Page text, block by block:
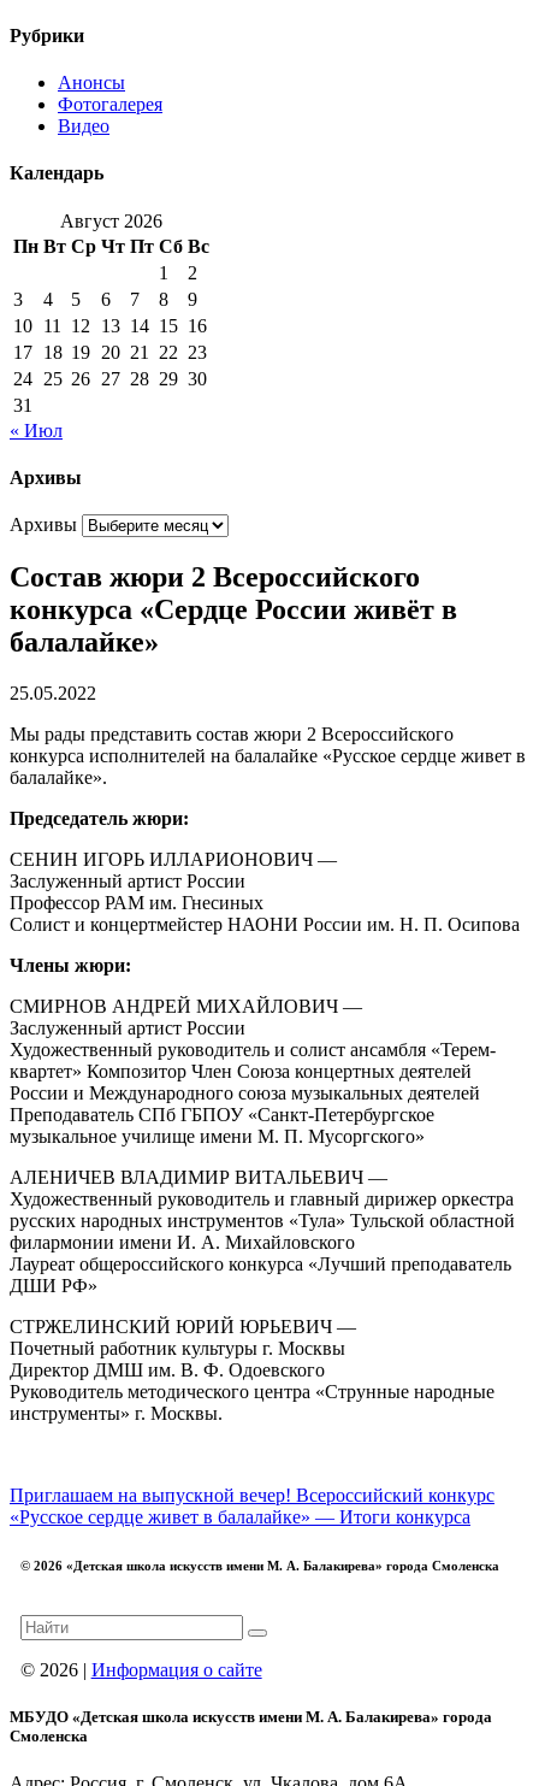
Рубрики
Анонсы
Фотогалерея
Видео
Календарь
Август 2026
Пн Вт Ср Чт Пт Сб Вс
1
2
3
4 5 6 7 8
9
10 11 12 13 14 15 16
17 18 19 20 21 22 23
24 25 26 27 28 29 30
31
« Июл
Архивы
Архивы
Состав жюри 2 Всероссийского
конкурса «Сердце России живёт в
балалайке»
25.05.2022
Мы рады представить состав жюри 2 Всероссийского
конкурса исполнителей на балалайке «Русское сердце живет в
балалайке».
Председатель жюри:
СЕНИН ИГОРЬ ИЛЛАРИОНОВИЧ —
Заслуженный артист России
Профессор РАМ им. Гнесиных
Солист и концертмейстер НАОНИ России им. Н. П. Осипова
Члены жюри:
СМИРНОВ АНДРЕЙ МИХАЙЛОВИЧ —
Заслуженный артист России
Художественный руководитель и солист ансамбля «Терем-
квартет» Композитор Член Союза концертных деятелей
России и Международного союза музыкальных деятелей
Преподаватель СПб ГБПОУ «Санкт-Петербургское
музыкальное училище имени М. П. Мусоргского»
АЛЕНИЧЕВ ВЛАДИМИР ВИТАЛЬЕВИЧ —
Художественный руководитель и главный дирижер оркестра
русских народных инструментов «Тула» Тульской областной
филармонии имени И. А. Михайловского
Лауреат общероссийского конкурса «Лучший преподаватель
ДШИ РФ»
СТРЖЕЛИНСКИЙ ЮРИЙ ЮРЬЕВИЧ —
Почетный работник культуры г. Москвы
Директор ДМШ им. В. Ф. Одоевского
Руководитель методического центра «Струнные народные
инструменты» г. Москвы.
Приглашаем на выпускной вечер! Всероссийский конкурс
«Русское сердце живет в балалайке» — Итоги конкурса
© 2026 «Детская школа искусств имени М. А. Балакирева» города Смоленска
© 2026 | Информация о сайте
МБУДО «Детская школа искусств имени М. А. Балакирева» города
Смоленска